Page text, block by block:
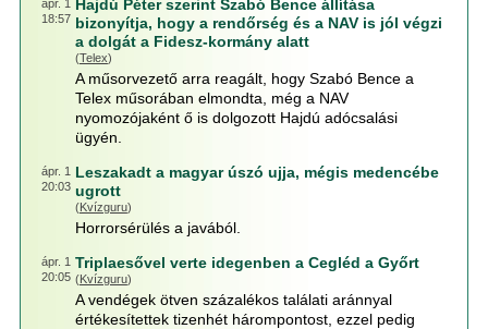
ápr. 1
18:57
Hajdú Péter szerint Szabó Bence állítása
bizonyítja, hogy a rendőrség és a NAV is jól végzi
a dolgát a Fidesz-kormány alatt
(Telex)
A műsorvezető arra reagált, hogy Szabó Bence a
Telex műsorában elmondta, még a NAV
nyomozójaként ő is dolgozott Hajdú adócsalási
ügyén.
ápr. 1
20:03
Leszakadt a magyar úszó ujja, mégis medencébe
ugrott
(Kvízguru)
Horrorsérülés a javából.
ápr. 1
20:05
Triplaesővel verte idegenben a Cegléd a Győrt
(Kvízguru)
A vendégek ötven százalékos találati aránnyal
értékesítettek tizenhét hárompontost, ezzel pedig